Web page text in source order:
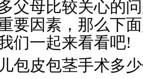
父母比较关心的
要因素，那么下
们一起来看看吧!
皮包茎手术多少